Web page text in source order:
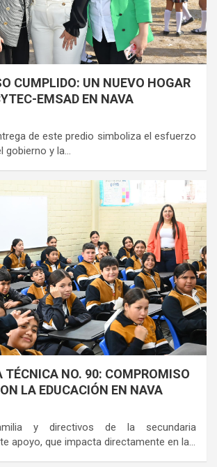
CUMPLIDO: UN NUEVO HOGAR
EMSAD EN NAVA
de este predio simboliza el esfuerzo
gobierno y la…
TÉCNICA NO. 90: COMPROMISO
LA EDUCACIÓN EN NAVA
y directivos de la secundaria
apoyo, que impacta directamente en la…